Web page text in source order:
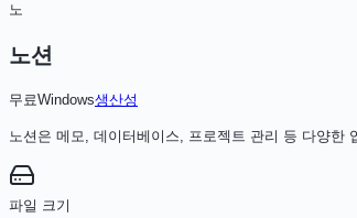
노
노션
무료Windows생산성
노션은 메모, 데이터베이스, 프로젝트 관리 등 다양한
파일 크기